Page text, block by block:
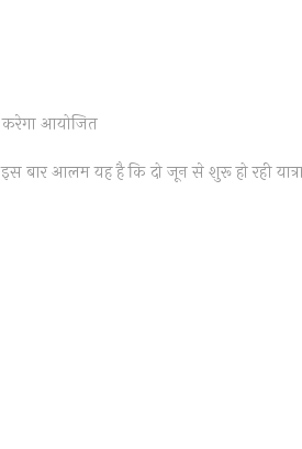
करेगा आयोजित
बार आलम यह है कि दो जून से शुरू हो रही